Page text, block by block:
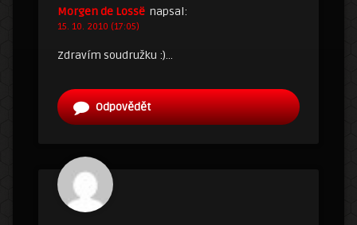
Morgen de Lossë napsal:
15. 10. 2010 (17:05)
Zdravím soudružku :)…
Odpovědět